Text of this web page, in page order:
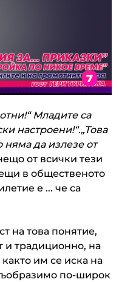
Младите са
настроени!“.„Това
да излезе от
от всички тези
в общественото
е ... че са
на това понятие,
и традиционно, на
им се иска на
по-широк